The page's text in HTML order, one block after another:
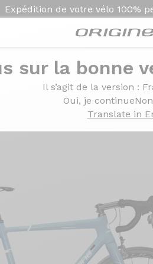
Expédition de votre vélo 100%
sur la bonne
Il s’agit de la version :
Oui, je continue
Translate in
Vélo 2017 -2018 par l'Acheteur
Vélo